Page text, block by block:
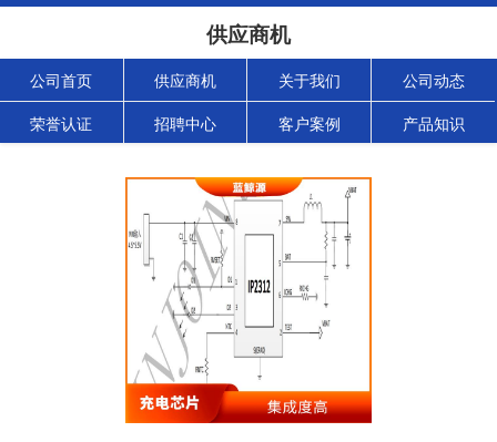
供应商机
公司首页 供应商机 关于我们 公司动态
荣誉认证 招聘中心 客户案例 产品知识